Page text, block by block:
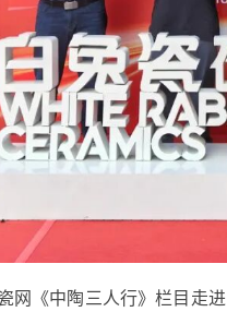
网《中陶三人行》栏目走进